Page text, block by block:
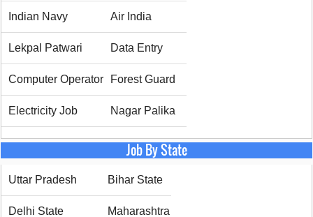
Indian Navy Air India
Lekpal Patwari Data Entry
Computer Operator Forest Guard
Electricity Job Nagar Palika
Job By State
Uttar Pradesh Bihar State
Delhi State Maharashtra